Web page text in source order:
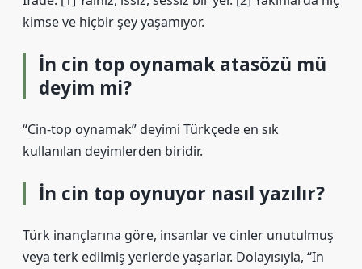
kimse ve hiçbir şey yaşamıyor.
İn cin top oynamak atasözü mü
deyim mi?
“Cin-top oynamak” deyimi Türkçede en sık
kullanılan deyimlerden biridir.
İn cin top oynuyor nasıl yazılır?
Türk inançlarına göre, insanlar ve cinler unutulmuş
veya terk edilmiş yerlerde yaşarlar. Dolayısıyla, “In